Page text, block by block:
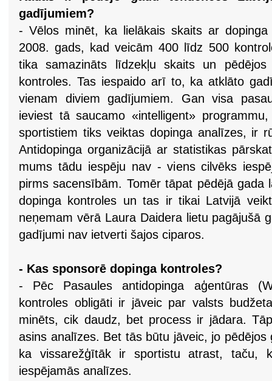
gadījumiem?
- Vēlos minēt, ka lielākais skaits ar
2008. gads, kad veicām 400 līdz 500
tika samazināts līdzekļu skaits un
kontroles. Tas iespaido arī to, ka atklāto
vienam diviem gadījumiem. Gan visa
ieviest tā saucamo «intelligent»
sportistiem tiks veiktas dopinga analīzes, ir
Antidopinga organizācijā ar statistikas
mums tādu iespēju nav - viens cilvēks
pirms sacensībām. Tomēr tāpat pēdējā
dopinga kontroles un tas ir tikai Latvijā
neņemam vērā Laura Daidera lietu pagājušā
gadījumi nav ietverti šajos ciparos.
- Kas sponsorē dopinga kontroles?
- Pēc Pasaules antidopinga aģentūras
kontroles obligāti ir jāveic par valsts
minēts, cik daudz, bet process ir jādara.
asins analīzes. Bet tās būtu jāveic, jo pēdējos
ka vissarežģītāk ir sportistu atrast, taču,
iespējamās analīzes.